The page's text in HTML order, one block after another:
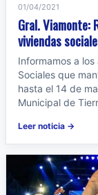
01/04/2021
Gral. Viamonte:
viviendas
Informamos a
Sociales que
hasta el 14 de
Municipal de
Leer noticia →